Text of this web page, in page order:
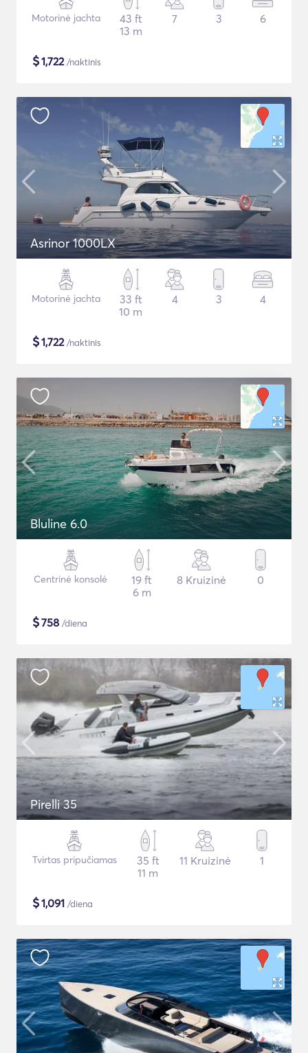
Motorinė jachta
43 ft
13 m
7 3 6
$1,722/naktinis
Asrinor 1000LX
Motorinė jachta
33 ft
10 m
4 3 4
$1,722/naktinis
Bluline 6.0
Centrinė konsolė
19 ft
6 m
8 Kruizinė 0
$758 /diena
Pirelli 35
Tvirtas pripučiamas
35 ft
11 m
11 Kruizinė 1
$1,091 /diena